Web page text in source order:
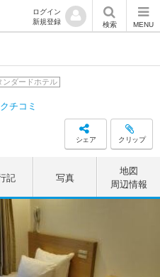
ログイン
新規登録
検索 MENU
ンダードホテル
チコミ
シェア クリップ
記 写真
地図
周辺情報